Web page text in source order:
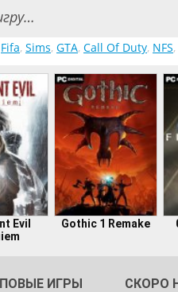
Fifa, Sims, GTA, Call Of Duty, NFS,
Evil
Gothic 1 Remake
ИГРЫ СКОРО